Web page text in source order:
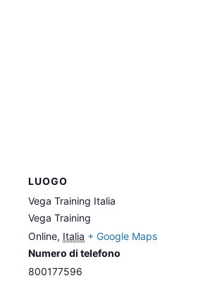
LUOGO
Vega Training Italia
Vega Training
Online, Italia + Google Maps
Numero di telefono
800177596